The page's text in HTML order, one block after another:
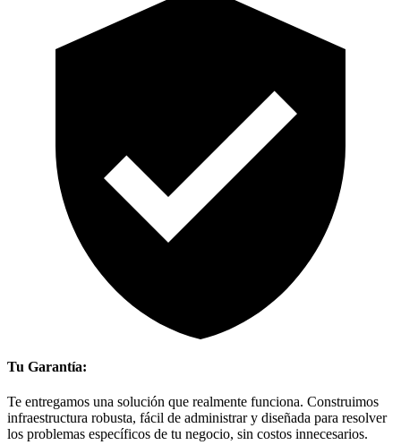
Tu Garantía:
Te entregamos una solución que realmente funciona. Construimos
infraestructura robusta, fácil de administrar y diseñada para resolver
los problemas específicos de tu negocio, sin costos innecesarios.